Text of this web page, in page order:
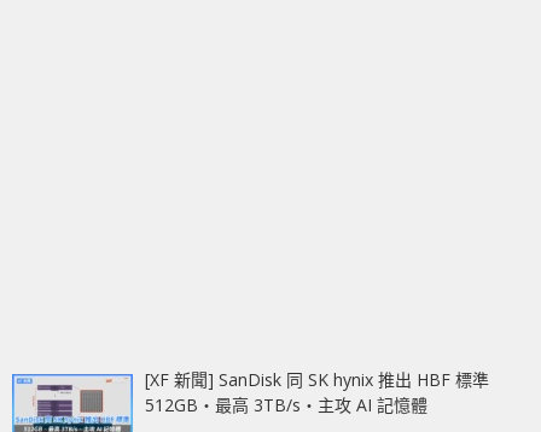
[XF 新聞] SanDisk 同 SK hynix 推出 HBF 標準
512GB‧最高 3TB/s‧主攻 AI 記憶體